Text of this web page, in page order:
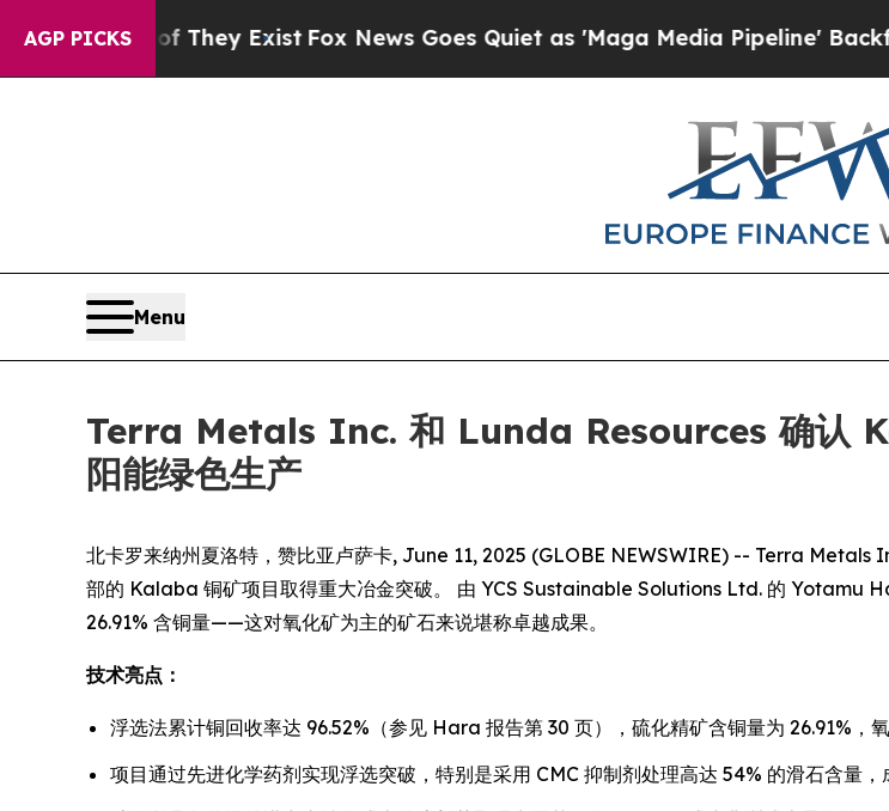
AGP PICKS
They ExistFox News Goes Quiet as 'Maga Media Pipeline' Backfires Amid
Menu
Terra Metals Inc. 和 Lunda Resources 确认
阳能绿色生产
北卡罗来纳州夏洛特，赞比亚卢萨卡, June 11, 2025 (GLOBE NEWSWIRE) -- Terra
部的 Kalaba 铜矿项目取得重大冶金突破。 由 YCS Sustainable Solutions Ltd. 的 Yotamu
26.91% 含铜量——这对氧化矿为主的矿石来说堪称卓越成果。
技术亮点：
浮选法累计铜回收率达 96.52%（参见 Hara 报告第 30 页），硫化精矿含铜量为 26.91%，氧
项目通过先进化学药剂实现浮选突破，特别是采用 CMC 抑制剂处理高达 54% 的滑石含量，